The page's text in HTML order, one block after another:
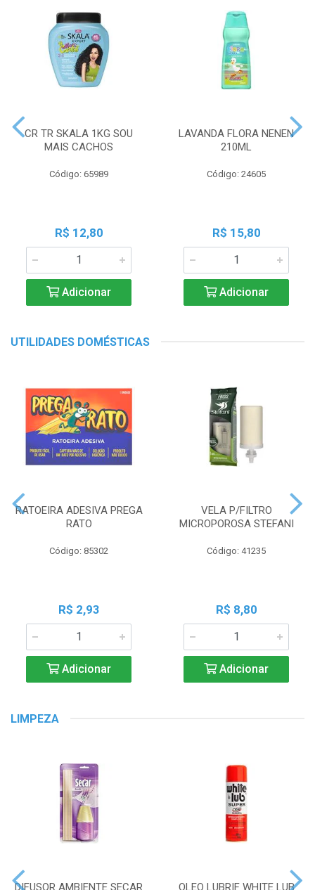
CR TR SKALA 1KG SOU
MAIS CACHOS
Código: 65989
R$ 12,80
Adicionar
LAVANDA FLORA NENEN
210ML
Código: 24605
R$ 15,80
Adicionar
UTILIDADES DOMÉSTICAS
RATOEIRA ADESIVA PREGA
RATO
Código: 85302
R$ 2,93
Adicionar
VELA P/FILTRO
MICROPOROSA STEFANI
Código: 41235
R$ 8,80
Adicionar
LIMPEZA
DIFUSOR AMBIENTE SECAR OLEO LUBRIF WHITE LUB